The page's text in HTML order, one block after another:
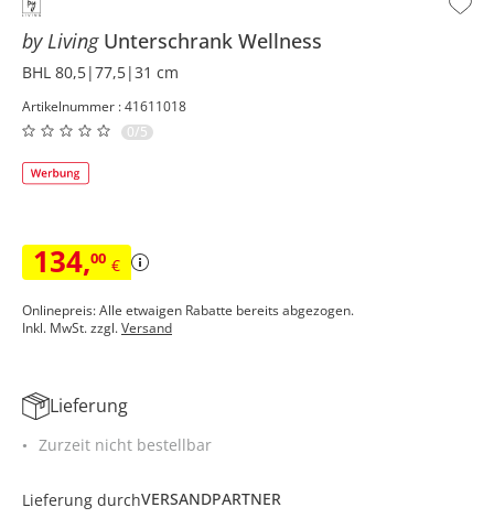
by Living Unterschrank Wellness
BHL 80,5|77,5|31 cm
Artikelnummer : 41611018
0/5
134,00 €
Onlinepreis: Alle etwaigen Rabatte bereits abgezogen.
Inkl. MwSt. zzgl.Versand
Lieferung
Zurzeit nicht bestellbar
Lieferung durchVERSANDPARTNER